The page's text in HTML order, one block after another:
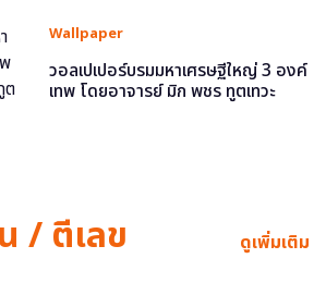
Wallpaper
วอลเปเปอร์บรมมหาเศรษฐีใหญ่ 3 องค์
เทพ โดยอาจารย์ มิก พชร ทูตเทวะ
/ ตีเลข ดูเพิ่มเติม